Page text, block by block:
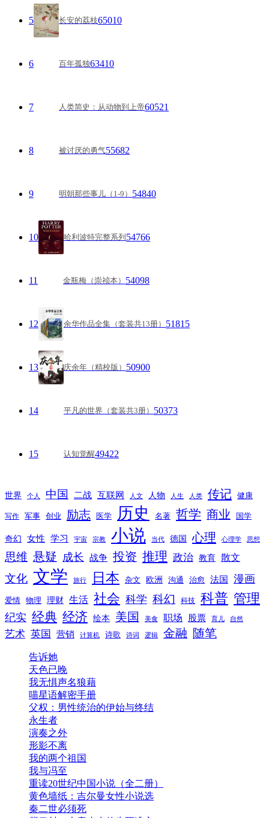
5 长安的荔枝65010
6 百年孤独63410
7 人类简史：从动物到上帝60521
8 被讨厌的勇气55682
9 明朝那些事儿（1-9） 54840
10 哈利波特完整系列 54766
11 金瓶梅（崇祯本） 54098
12 余华作品全集（套装共13册） 51815
13 庆余年（精校版） 50900
14 平凡的世界（套装共3册） 50373
15 认知觉醒49422
世界 个人 中国 二战 互联网 人文 人物 人生 人类 传记 健康
写作 军事 创业 励志 医学 历史 名著 哲学 商业 国学
奇幻 女性 学习 宇宙 宗教 小说 当代 德国 心理 心理学 思想
思维 悬疑 成长 战争 投资 推理 政治 教育 散文
文化 文学 旅行 日本 杂文 欧洲 沟通 治愈 法国 漫画
爱情 物理 理财 生活 社会 科学 科幻 科技 科普 管理
纪实 经典 经济 绘本 美国 美食 职场 股票 育儿 自然
艺术 英国 营销 计算机 诗歌 诗词 逻辑 金融 随笔
告诉她
天色已晚
我无惧声名狼藉
喵星语解密手册
父权：男性统治的伊始与终结
永生者
演奏之外
形影不离
我的两个祖国
我与冯至
重读20世纪中国小说（全二册）
黄色墙纸：吉尔曼女性小说选
秦二世必须死